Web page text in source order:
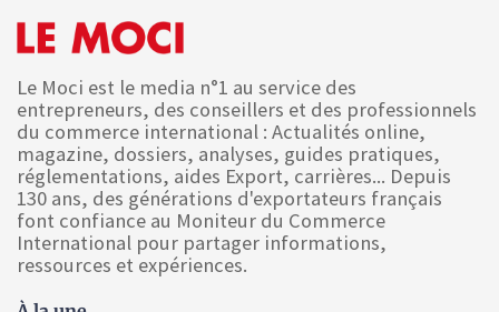
Le Moci est le media n°1 au service des
entrepreneurs, des conseillers et des professionnels
du commerce international : Actualités online,
magazine, dossiers, analyses, guides pratiques,
réglementations, aides Export, carrières... Depuis
130 ans, des générations d'exportateurs français
font confiance au Moniteur du Commerce
International pour partager informations,
ressources et expériences.